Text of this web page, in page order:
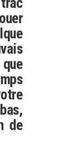
de